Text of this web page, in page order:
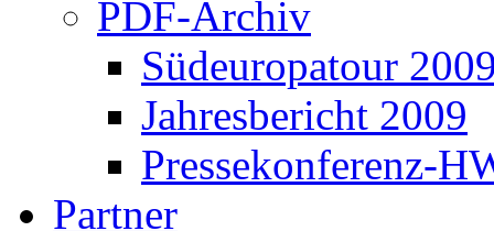
PDF-Archiv
Südeuropatour
Jahresbericht 2009
Pressekonferenz-
Partner